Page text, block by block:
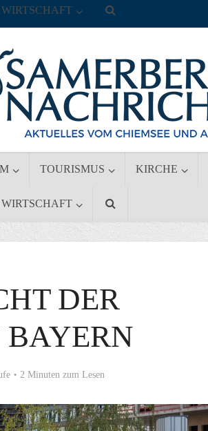
TOURISMUS KIRCHE
WIRTSCHAFT
WIRTSCHAFT
DER
2 Minuten zum Lesen